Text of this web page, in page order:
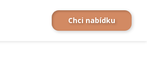
Chci nabídku